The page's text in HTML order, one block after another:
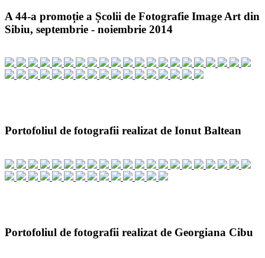
A 44-a promoție a Școlii de Fotografie Image Art din
Sibiu, septembrie - noiembrie 2014
Portofoliul de fotografii realizat de Ionut Baltean
Portofoliul de fotografii realizat de Georgiana Cibu